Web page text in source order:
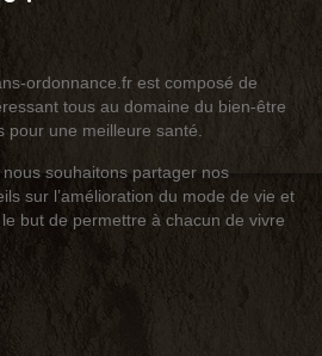
ordonnance.fr est composé de
tous au domaine du bien-être
une meilleure santé.
souhaitons partager nos
sur l’amélioration du mode de vie et
but de permettre à chacun de vivre